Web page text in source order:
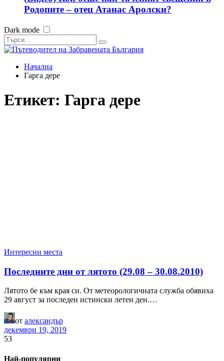
Родопите – отец Атанас Аролски?
Dark mode
Начална
Гарга дере
Етикет: Гарга дере
Интересни места
Последните дни от лятото (29.08 – 30.08.2010)
Лятото бе към края си. От метеорологичната служба обявиха
29 август за последен истински летен ден.…
от александър
декември 19, 2019
53
Най-популярни